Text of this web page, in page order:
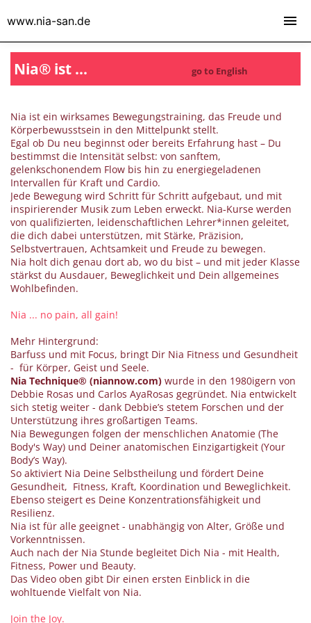
Nia® ist ... go to English
Nia® heißt Dich willkommen ("Welcome to
Nia®" in German)
Nia ist ein wirksames Bewegungstraining, das Freude und
Körperbewusstsein in den Mittelpunkt stellt.
Egal ob Du neu beginnst oder bereits Erfahrung hast – Du
bestimmst die Intensität selbst: von sanftem,
gelenkschonendem Flow bis hin zu energiegeladenen
Intervallen für Kraft und Cardio.
Jede Bewegung wird Schritt für Schritt aufgebaut, und mit
inspirierender Musik zum Leben erweckt. Nia‑Kurse werden
von qualifizierten, leidenschaftlichen Lehrer*innen geleitet,
die dich dabei unterstützen, mit Stärke, Präzision,
Selbstvertrauen, Achtsamkeit und Freude zu bewegen.
Nia holt dich genau dort ab, wo du bist – und mit jeder Klasse
stärkst du Ausdauer, Beweglichkeit und Dein allgemeines
Wohlbefinden.
Nia ... no pain, all gain!
Mehr Hintergrund:
Barfuss und mit Focus, bringt Dir Nia Fitness und Gesundheit
- für Körper, Geist und Seele.
Nia Technique® (niannow.com) wurde in den 1980igern von
Debbie Rosas und Carlos AyaRosas gegründet. Nia entwickelt
sich stetig weiter - dank Debbie’s stetem Forschen und der
Unterstützung ihres großartigen Teams.
Nia Bewegungen folgen der menschlichen Anatomie (The
Body's Way) und Deiner anatomischen Einzigartigkeit (Your
Body’s Way).
So aktiviert Nia Deine Selbstheilung und fördert Deine
Gesundheit, Fitness, Kraft, Koordination und Beweglichkeit.
Ebenso steigert es Deine Konzentrationsfähigkeit und
Resilienz.
Nia ist für alle geeignet - unabhängig von Alter, Größe und
Vorkenntnissen.
Auch nach der Nia Stunde begleitet Dich Nia - mit Health,
Fitness, Power und Beauty.
Das Video oben gibt Dir einen ersten Einblick in die
wohltuende Vielfalt von Nia.
Join the Joy.
www.nia-san.de